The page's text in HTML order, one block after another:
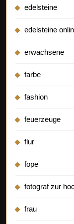
edelsteine
edelsteine
erwachsene
farbe
fashion
feuerzeuge
flur
fope
fotograf zur
frau